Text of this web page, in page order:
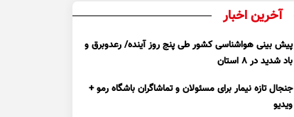
آخرین اخبار
پیش بینی هواشناسی کشور طی پنج روز آینده/ رعدوبرق و
باد شدید در ۸ استان
جنجال تازه نیمار برای مسئولان و تماشاگران باشگاه رمو +
ویدیو